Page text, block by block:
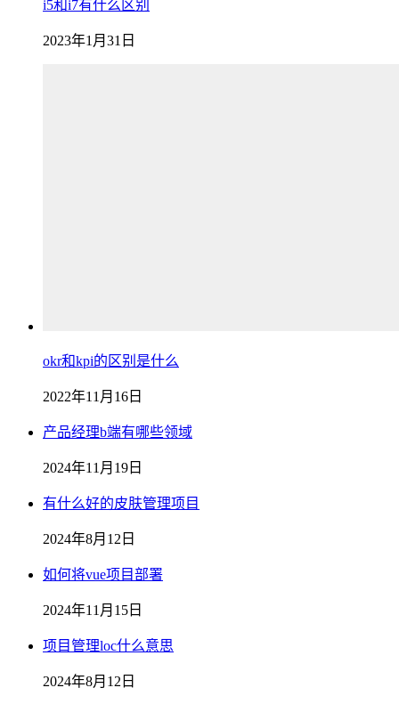
i5和i7有什么区别
2023年1月31日
okr和kpi的区别是什么
2022年11月16日
产品经理b端有哪些领域
2024年11月19日
有什么好的皮肤管理项目
2024年8月12日
如何将vue项目部署
2024年11月15日
项目管理loc什么意思
2024年8月12日